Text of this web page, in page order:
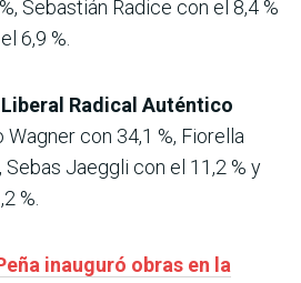
Sebastián Radice con el 8,4 %
6,9 %.
Radical Auténtico
Wagner con 34,1 %, Fiorella
Jaeggli con el 11,2 % y
%.
inauguró obras en la